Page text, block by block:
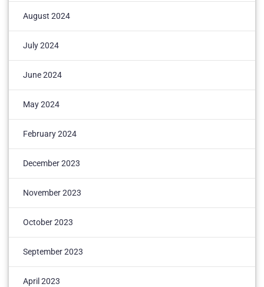
August 2024
July 2024
June 2024
May 2024
February 2024
December 2023
November 2023
October 2023
September 2023
April 2023